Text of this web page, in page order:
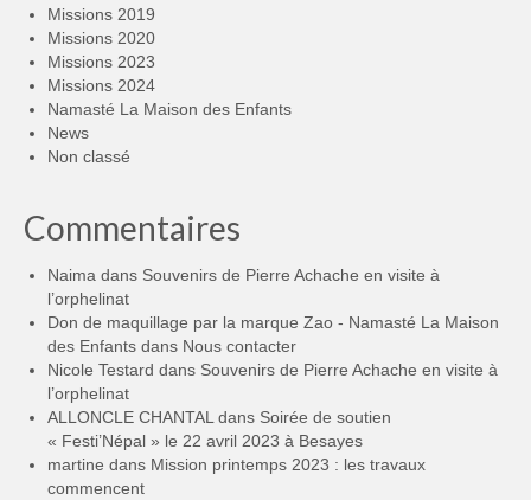
Missions 2019
Missions 2020
Missions 2023
Missions 2024
Namasté La Maison des Enfants
News
Non classé
Commentaires
Naima dans Souvenirs de Pierre Achache en visite à
l’orphelinat
Don de maquillage par la marque Zao - Namasté La Maison
des Enfants dans Nous contacter
Nicole Testard dans Souvenirs de Pierre Achache en visite à
l’orphelinat
ALLONCLE CHANTAL dans Soirée de soutien
« Festi’Népal » le 22 avril 2023 à Besayes
martine dans Mission printemps 2023 : les travaux
commencent